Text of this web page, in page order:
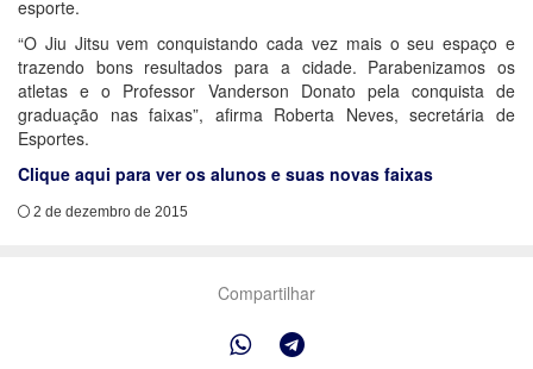
esporte.
“O Jiu Jitsu vem conquistando cada vez mais o seu espaço e
trazendo bons resultados para a cidade. Parabenizamos os
atletas e o Professor Vanderson Donato pela conquista de
graduação nas faixas”, afirma Roberta Neves, secretária de
Esportes.
Clique aqui para ver os alunos e suas novas faixas
2 de dezembro de 2015
Compartilhar